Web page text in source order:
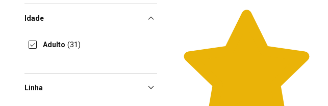
Idade
Adulto (31)
Linha